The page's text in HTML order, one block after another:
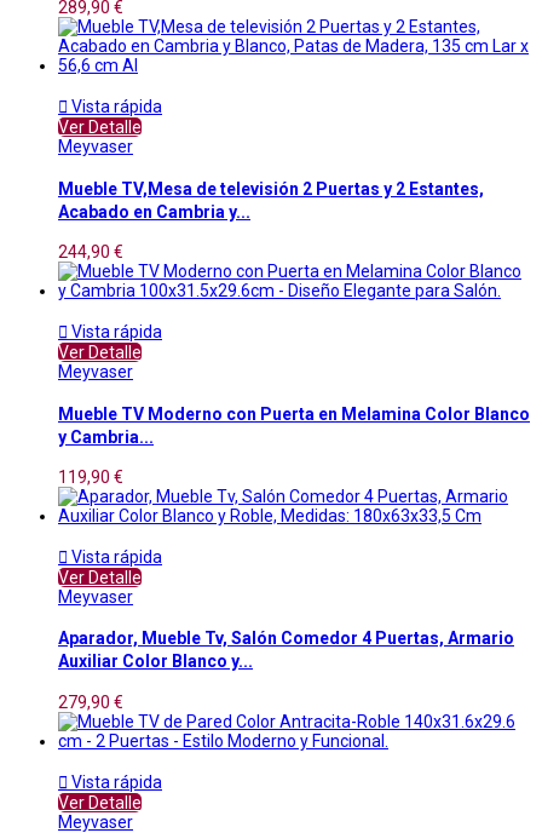
289,90 €
 Vista rápida
Ver Detalle
Meyvaser
Mueble TV,Mesa de televisión 2 Puertas y 2 Estantes,
Acabado en Cambria y...
244,90 €
 Vista rápida
Ver Detalle
Meyvaser
Mueble TV Moderno con Puerta en Melamina Color Blanco
y Cambria...
119,90 €
 Vista rápida
Ver Detalle
Meyvaser
Aparador, Mueble Tv, Salón Comedor 4 Puertas, Armario
Auxiliar Color Blanco y...
279,90 €
 Vista rápida
Ver Detalle
Meyvaser